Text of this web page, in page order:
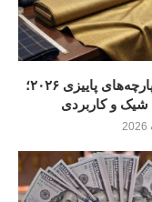
بهترین پارچه‌های پاییزی ۲۰۲۶؛
شیک و کاربردی